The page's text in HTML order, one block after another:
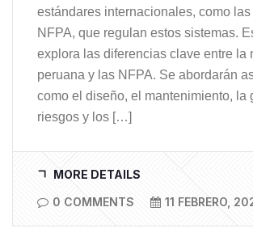
estándares internacionales, como
NFPA, que regulan estos sistemas.
explora las diferencias clave entre la
peruana y las NFPA. Se abordarán
como el diseño, el mantenimiento, la
riesgos y los […]
MORE DETAILS
0 COMMENTS
11 FEBRERO,